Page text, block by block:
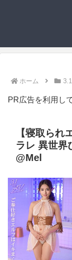
ホーム
PR広告を利用し
【寝取られ
ラレ 異世界
@Mel